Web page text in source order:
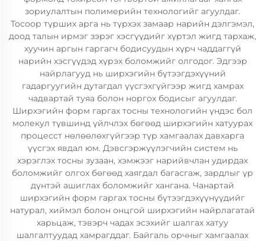
зориулалтын полимерийн технологийг агуулдаг.
Тосоор түрших арга нь түрхэх замаар нарийн дэлгэмэл,
доод талын ирмэг зэрэг хэсгүүдийг хүртэл жигд тархаж,
хуучин аргын гаргагч бодисуудын хүрч чаддаггүй
нарийн хэсгүүдэд хүрэх боломжийг олгодог. Эдгээр
найрлагууд нь ширхэгийн бүтээгдэхүүний
гадаргуугийн дутагдал үүсгэхгүйгээр жигд хамрах
чадвартай туяа болон норгох бодисыг агуулдаг.
Ширхэгийн форм гаргах тосны технологийн үндэс бол
молекул түвшинд үйлчлэх бөгөөд ширхэгийн хатуурах
процесст нөлөөлөхгүйгээр түр хамгаалах давхарга
үүсгэх явдал юм. Дэвсгэржүүлэгчийн систем нь
хэрэглэх тосны зузаан, хэмжээг нарийвчлан удирдах
боломжийг олгох бөгөөд хаягдал багасгаж, зардлыг үр
дүнтэй ашиглах боломжийг хангана. Чанартай
ширхэгийн форм гаргах тосны бүтээгдэхүүнүүдийг
натурал, хиймэл болон онцгой ширхэгийн найрлагатай
харьцаж, тэвэрч чадах эсэхийг шалгах хатуу
шалгалтуудад хамрагддаг. Байгаль орчныг хамгаалах